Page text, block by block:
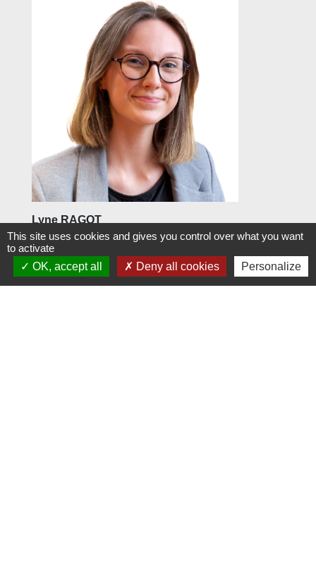
Lyne RAGOT
This site uses cookies and gives you control over what you want
to activate
OK, accept all
Deny all cookies Personalize